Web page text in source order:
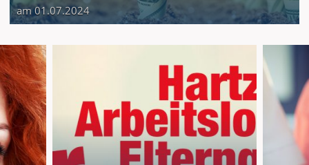
am 01.07.2024